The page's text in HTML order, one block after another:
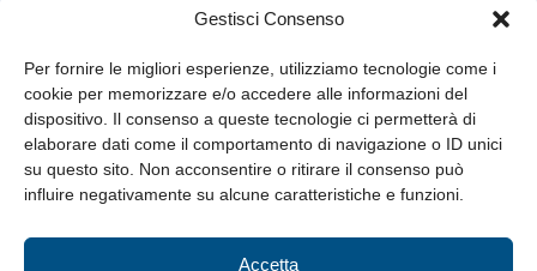
Gestisci Consenso
Per fornire le migliori esperienze, utilizziamo tecnologie come i
cookie per memorizzare e/o accedere alle informazioni del
dispositivo. Il consenso a queste tecnologie ci permetterà di
elaborare dati come il comportamento di navigazione o ID unici
su questo sito. Non acconsentire o ritirare il consenso può
influire negativamente su alcune caratteristiche e funzioni.
Accetta
Orari di apertura
8.30-13.00 / 14.00-17.30
Whistleblowing
© Tutti i diritti riservati
Privacy Policy e Cookie|Informativa Cookie